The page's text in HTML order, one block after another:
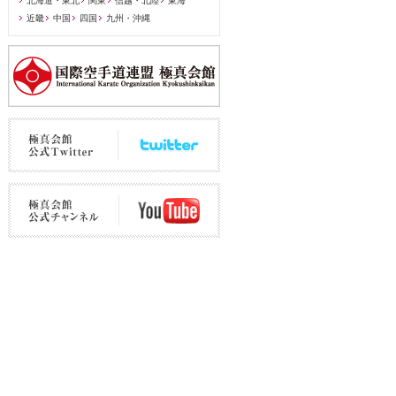
近畿
中国 四国 九州・沖縄